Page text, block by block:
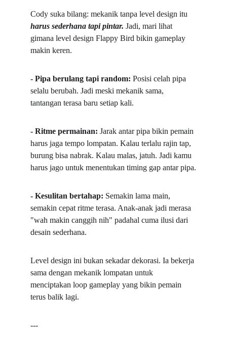
Cody suka bilang: mekanik tanpa level design itu
harus sederhana tapi pintar. Jadi, mari lihat
gimana level design Flappy Bird bikin gameplay
makin keren.
- Pipa berulang tapi random: Posisi celah pipa
selalu berubah. Jadi meski mekanik sama,
tantangan terasa baru setiap kali.
- Ritme permainan: Jarak antar pipa bikin pemain
harus jaga tempo lompatan. Kalau terlalu rajin tap,
burung bisa nabrak. Kalau malas, jatuh. Jadi kamu
harus jago untuk menentukan timing gap antar pipa.
- Kesulitan bertahap: Semakin lama main,
semakin cepat ritme terasa. Anak-anak jadi merasa
"wah makin canggih nih" padahal cuma ilusi dari
desain sederhana.
Level design ini bukan sekadar dekorasi. Ia bekerja
sama dengan mekanik lompatan untuk
menciptakan loop gameplay yang bikin pemain
terus balik lagi.
---